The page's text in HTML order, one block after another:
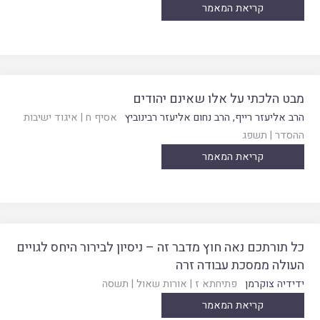
קריאת המאמר
מבט הלכתי על אלו שאינם יהודים
הרב אליעזר רייף, הרב נחום אליעזר רבינוביץ אסיף ח | איגוד ישיבות
ההסדר | תשפג
קריאת המאמר
כל תורתכם נאה חוץ מדבר זה – ניסיון לבירור היחס לגויים
העולה ממסכת עבודה זרה
ידידיה צוקרמן פתיחתא ז | אורות שאול | תשסה
קריאת המאמר